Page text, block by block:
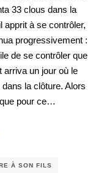
33 clous dans la
à se contrôler,
progressivement :
de se contrôler que
arriva un jour où le
la clôture. Alors
pour ce…
À SON FILS